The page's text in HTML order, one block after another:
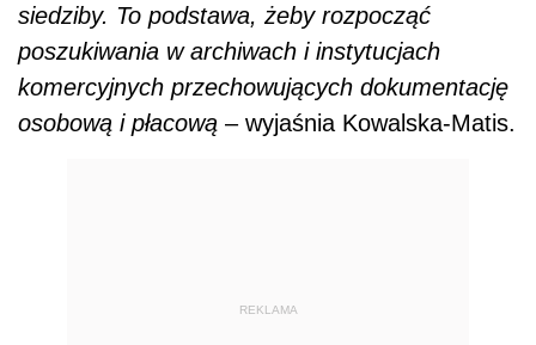
siedziby. To podstawa, żeby rozpocząć
poszukiwania w archiwach i instytucjach
komercyjnych przechowujących dokumentację
osobową i płacową – wyjaśnia Kowalska-Matis.
REKLAMA